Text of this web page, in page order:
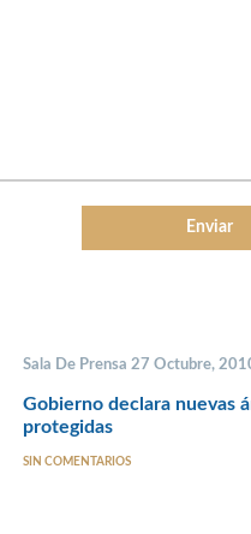
Sala De Prensa 27 Octubre,
Gobierno declara nuevas
protegidas
SIN COMENTARIOS